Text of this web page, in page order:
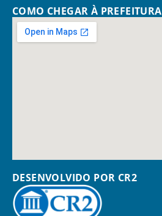
COMO CHEGAR À PREFEITURA
DESENVOLVIDO POR CR2